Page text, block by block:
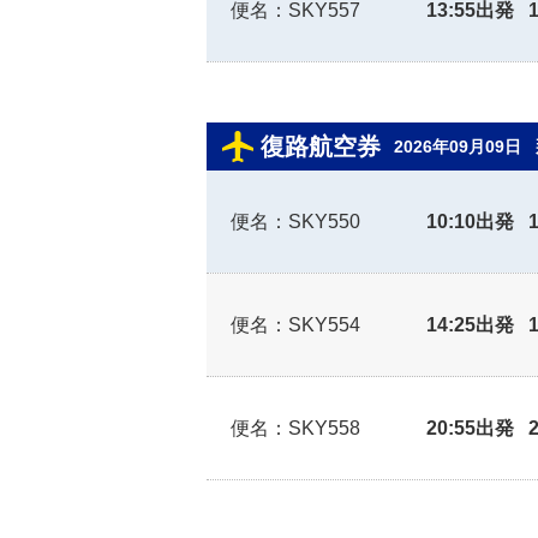
便名：SKY557 13:55出発
復路航空券 2026年09月09日
便名：SKY550 10:10出発
便名：SKY554 14:25出発
便名：SKY558 20:55出発